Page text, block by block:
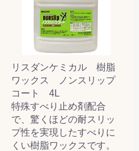
リスダンケミカル 樹脂
ワックス ノンスリップ
コート 4L
特殊すべり止め剤配合
で、驚くほどの耐スリッ
プ性を実現したすべりに
くい樹脂ワックスです。